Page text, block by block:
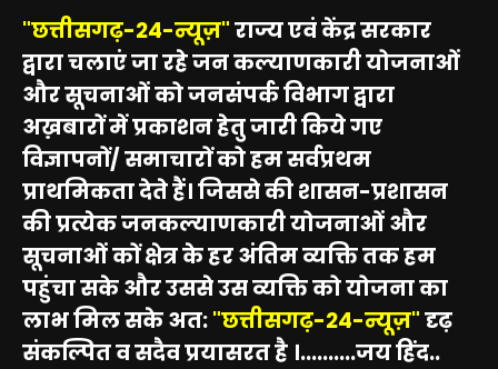
"छत्तीसगढ़-24-न्यूज़"राज्य एवं केंद्र सरकार
द्वारा चलाएं जा रहे जन कल्याणकारी योजनाओं
और सूचनाओं को जनसंपर्क विभाग द्वारा
अख़बारों में प्रकाशन हेतु जारी किये गए
विज्ञापनों/ समाचारों को हम सर्वप्रथम
प्राथमिकता देते हैं। जिससे की शासन-प्रशासन
की प्रत्येक जनकल्याणकारी योजनाओं और
सूचनाओं कों क्षेत्र के हर अंतिम व्यक्ति तक हम
पहुंचा सके और उससे उस व्यक्ति को योजना का
लाभ मिल सके अत:"छत्तीसगढ़-24-न्यूज़"दृढ़
संकल्पित व सदैव प्रयासरत है ।..........जय हिंद..